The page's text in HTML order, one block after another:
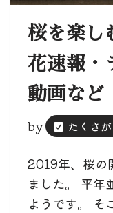
桜を楽
花速報・
動画など
by たくさ
2019年、桜の
ました。 平年
ようです。 そ